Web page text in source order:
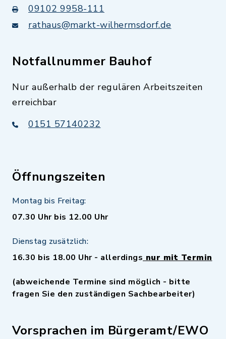
09102 9958-111
rathaus@markt-wilhermsdorf.de
Notfallnummer Bauhof
Nur außerhalb der regulären Arbeitszeiten
erreichbar
0151 57140232
Öffnungszeiten
Montag bis Freitag:
07.30 Uhr bis 12.00 Uhr
Dienstag zusätzlich:
16.30 bis 18.00 Uhr - allerdings nur mit Termin
(abweichende Termine sind möglich - bitte
fragen Sie den zuständigen Sachbearbeiter)
Vorsprachen im Bürgeramt/EWO